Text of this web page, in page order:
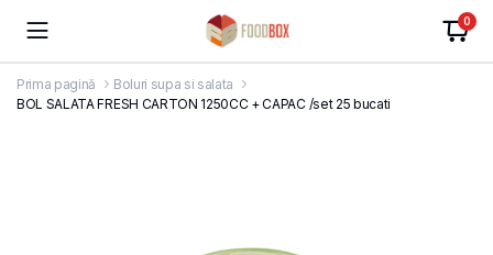
0
Prima pagină
Boluri supa si salata
BOL SALATA FRESH CARTON 1250CC + CAPAC /set 25 bucati